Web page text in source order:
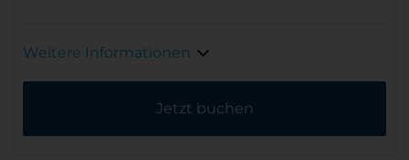
Weitere Informationen
Jetzt buchen